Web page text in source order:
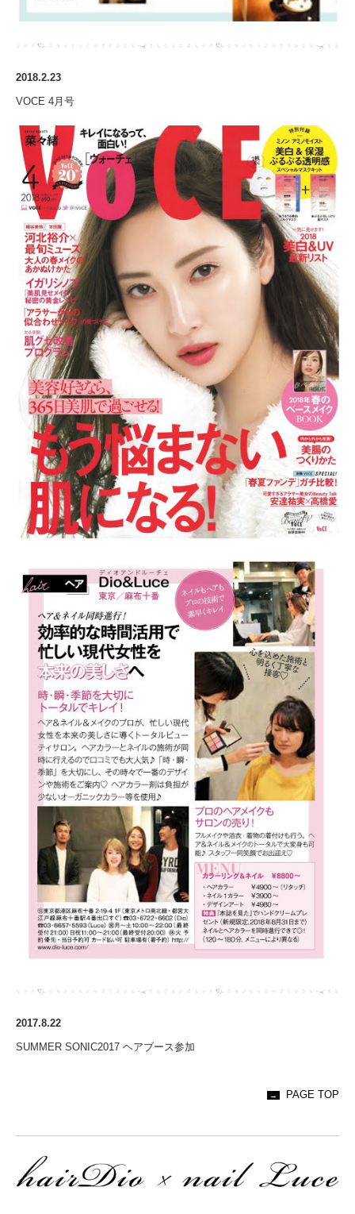
2018.2.23
VOCE 4月号
2017.8.22
SUMMER SONIC2017 ヘアブース参加
→ PAGE TOP